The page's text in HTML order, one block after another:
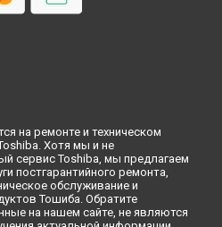
на ремонте и техническом
Хотя мы и не
сервис Toshiba, мы предлагаем
постгарантийного ремонта,
обслуживание и
Тошиба. Обратите
на нашем сайте, не являются